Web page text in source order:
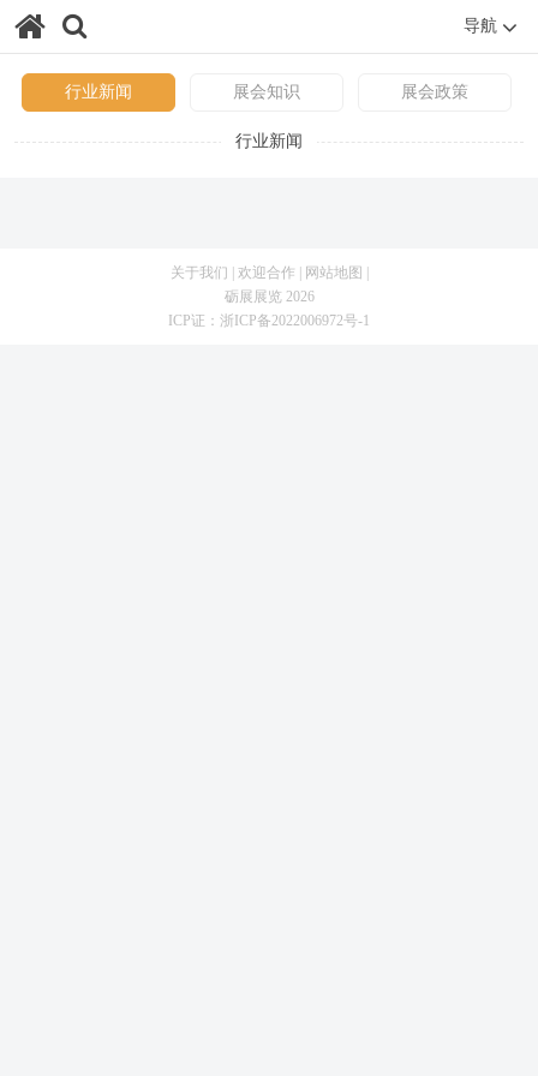
导航
行业新闻 展会知识 展会政策
行业新闻
关于我们 欢迎合作 网站地图
砺展展览 2026
ICP证： 浙ICP备2022006972号-1